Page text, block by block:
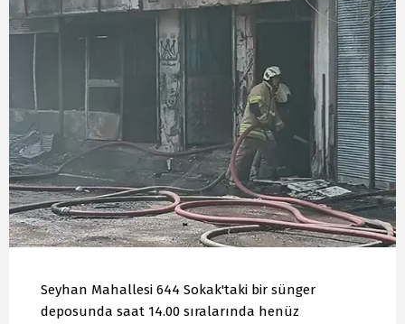
Seyhan Mahallesi 644 Sokak'taki bir sünger
deposunda saat 14.00 sıralarında henüz